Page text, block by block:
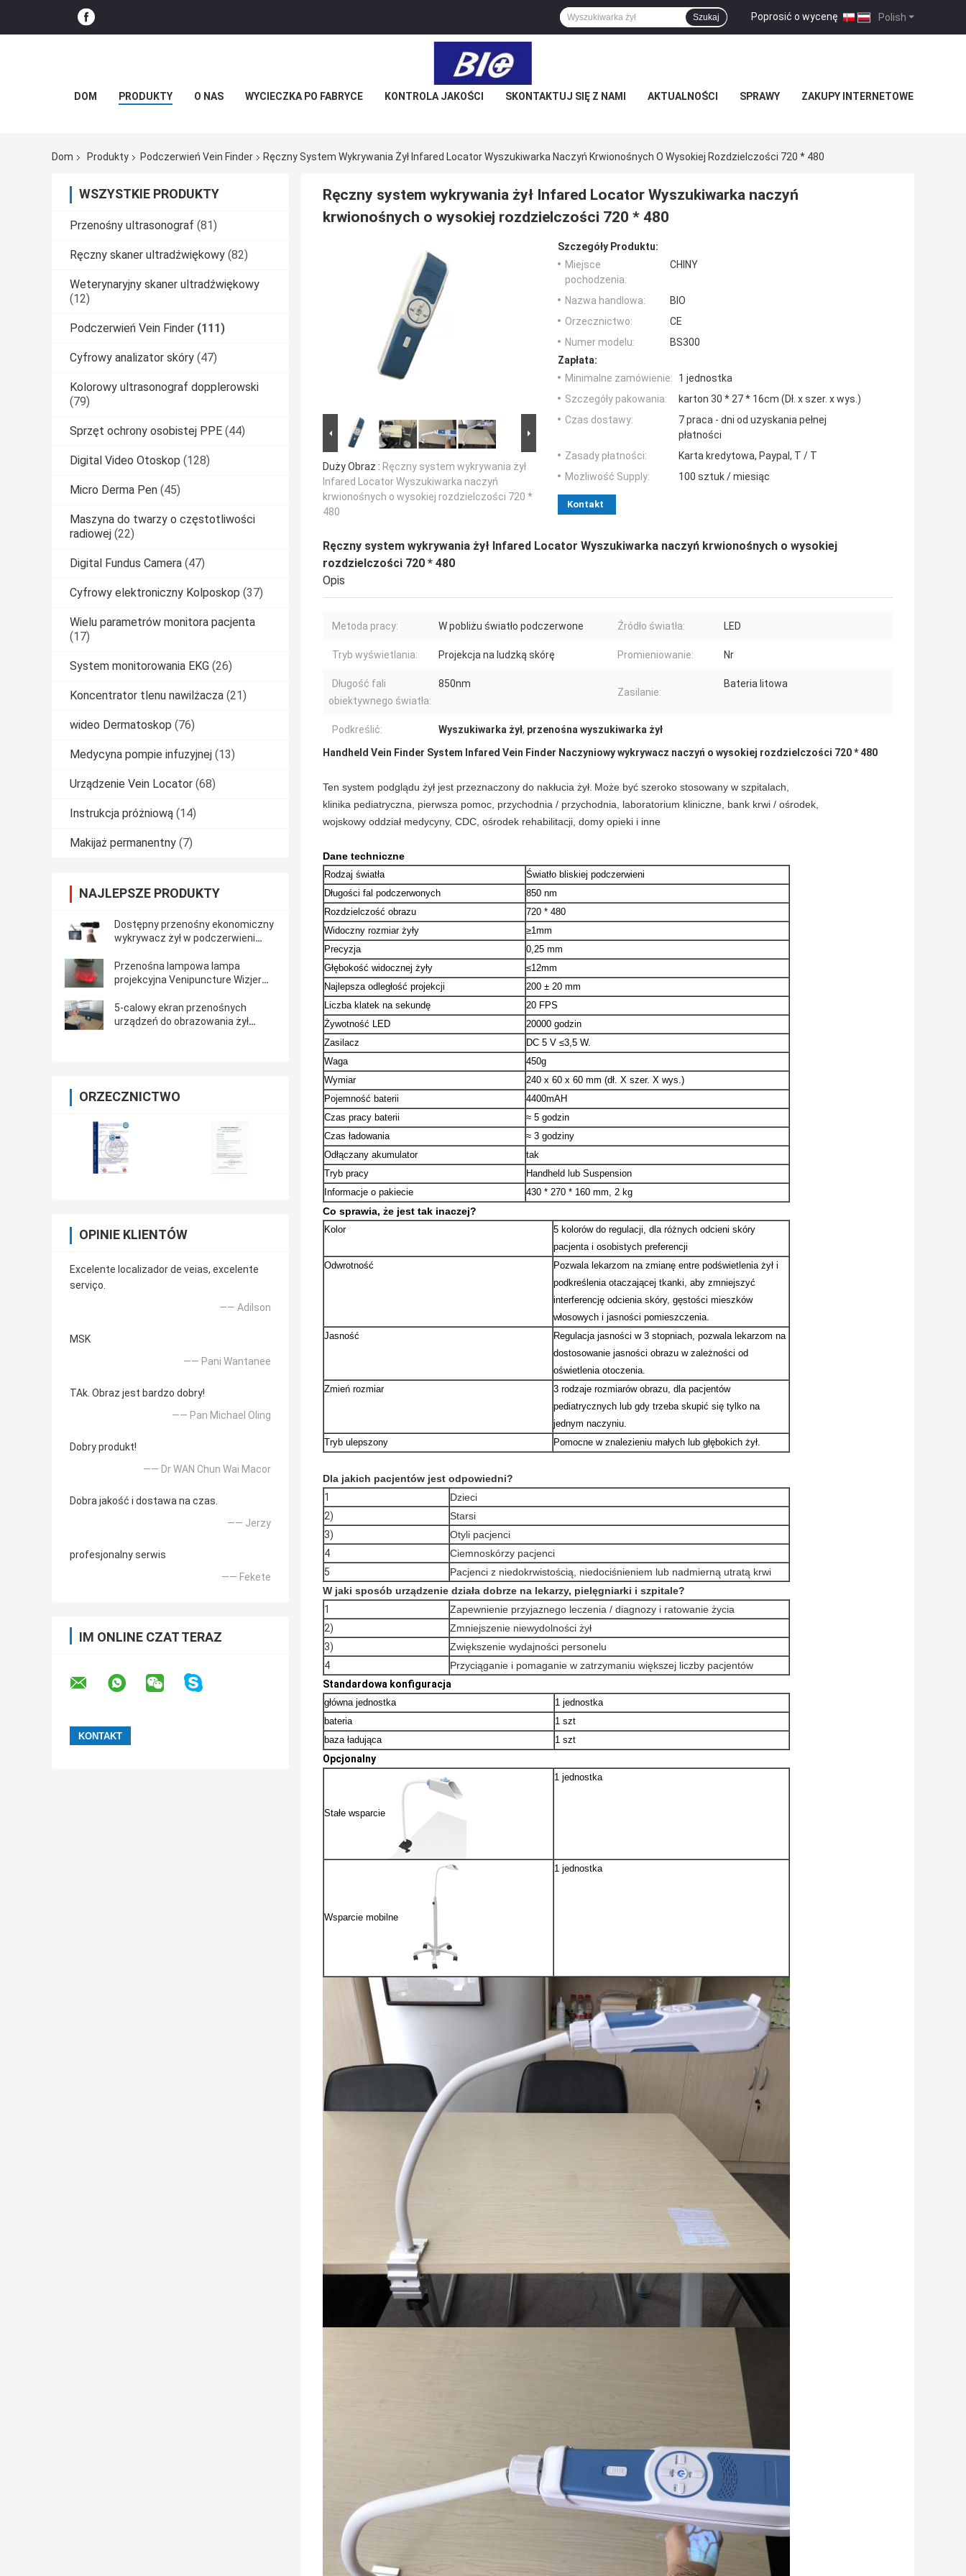
Polish
Poprosić o wycenę |
Szukaj
DOM PRODUKTY O NAS WYCIECZKA PO FABRYCE KONTROLA JAKOŚCI SKONTAKTUJ SIĘ Z NAMI AKTUALNOŚCI SPRAWY ZAKUPY INTERNETOWE
Dom Produkty Podczerwień Vein Finder Ręczny System Wykrywania Żył Infared Locator Wyszukiwarka Naczyń Krwionośnych O Wysokiej Rozdzielczości 720 * 480
WSZYSTKIE PRODUKTY
Przenośny ultrasonograf (81)
Ręczny skaner ultradźwiękowy (82)
Weterynaryjny skaner ultradźwiękowy
(12)
Podczerwień Vein Finder (111)
Cyfrowy analizator skóry (47)
Kolorowy ultrasonograf dopplerowski
(79)
Sprzęt ochrony osobistej PPE (44)
Digital Video Otoskop (128)
Micro Derma Pen (45)
Maszyna do twarzy o częstotliwości
radiowej (22)
Digital Fundus Camera (47)
Cyfrowy elektroniczny Kolposkop (37)
Wielu parametrów monitora pacjenta
(17)
System monitorowania EKG (26)
Koncentrator tlenu nawilżacza (21)
wideo Dermatoskop (76)
Medycyna pompie infuzyjnej (13)
Urządzenie Vein Locator (68)
Instrukcja próżniową (14)
Makijaż permanentny (7)
NAJLEPSZE PRODUKTY
Dostępny przenośny ekonomiczny
wykrywacz żył w podczerwieni
głębokości wózka żyłowego
Przenośna lampowa lampa
projekcyjna Venipuncture Wizjer
aluminium
5-calowy ekran przenośnych
urządzeń do obrazowania żył
ORZECZNICTWO
OPINIE KLIENTÓW
Excelente localizador de veias, excelente
serviço.
—— Adilson
MSK
—— Pani Wantanee
TAk. Obraz jest bardzo dobry!
—— Pan Michael Oling
Dobry produkt!
—— Dr WAN Chun Wai Macor
Dobra jakość i dostawa na czas.
—— Jerzy
profesjonalny serwis
—— Fekete
IM ONLINE CZAT TERAZ
Ręczny system wykrywania żył Infared Locator Wyszukiwarka naczyń
krwionośnych o wysokiej rozdzielczości 720 * 480
Duży Obraz : Ręczny system wykrywania żył
Infared Locator Wyszukiwarka naczyń
krwionośnych o wysokiej rozdzielczości 720 *
480
Szczegóły Produktu:
Miejsce
pochodzenia:
CHINY
Nazwa handlowa:
BIO
Orzecznictwo:
CE
Numer modelu:
BS300
Zapłata:
Minimalne zamówienie:
1 jednostka
Szczegóły pakowania:
karton 30 * 27 * 16cm (Dł. x szer. x wys.)
Czas dostawy:
7 praca - dni od uzyskania pełnej
płatności
Zasady płatności:
Karta kredytowa, Paypal, T / T
Możliwość Supply:
100 sztuk / miesiąc
Kontakt
Ręczny system wykrywania żył Infared Locator Wyszukiwarka naczyń krwionośnych o wysokiej
rozdzielczości 720 * 480
Opis
Metoda pracy: W pobliżu światło podczerwone Źródło światła: LED
Tryb wyświetlania: Projekcja na ludzką skórę Promieniowanie: Nr
Długość fali
obiektywnego światła:
850nm
Zasilanie:
Bateria litowa
Podkreślić: Wyszukiwarka żył, przenośna wyszukiwarka żył
Handheld Vein Finder System Infared Vein Finder Naczyniowy wykrywacz naczyń o wysokiej rozdzielczości 720 * 480
Ten system podglądu żył jest przeznaczony do nakłucia żył. Może być szeroko stosowany w szpitalach,
klinika pediatryczna, pierwsza pomoc, przychodnia / przychodnia, laboratorium kliniczne, bank krwi / ośrodek,
wojskowy oddział medycyny, CDC, ośrodek rehabilitacji, domy opieki i inne
Dane techniczne
Rodzaj światła
Światło bliskiej podczerwieni
Długości fal podczerwonych
850 nm
Rozdzielczość obrazu
720 * 480
Widoczny rozmiar żyły
≥1mm
Precyzja
0,25 mm
Głębokość widocznej żyły
≤12mm
Najlepsza odległość projekcji
200 ± 20 mm
Liczba klatek na sekundę
20 FPS
Żywotność LED
20000 godzin
Zasilacz
DC 5 V ≤3,5 W.
Waga
450g
Wymiar
240 x 60 x 60 mm (dł. X szer. X wys.)
Pojemność baterii
4400mAH
Czas pracy baterii
≈ 5 godzin
Czas ładowania
≈ 3 godziny
Odłączany akumulator
tak
Tryb pracy
Handheld lub Suspension
Informacje o pakiecie
430 * 270 * 160 mm, 2 kg
Co sprawia, że ​​jest tak inaczej?
Kolor
5 kolorów do regulacji, dla różnych odcieni skóry
pacjenta i osobistych preferencji
Odwrotność
Pozwala lekarzom na zmianę entre podświetlenia żył i
podkreślenia otaczającej tkanki, aby zmniejszyć
interferencję odcienia skóry, gęstości mieszków
włosowych i jasności pomieszczenia.
Jasność
Regulacja jasności w 3 stopniach, pozwala lekarzom na
dostosowanie jasności obrazu w zależności od
oświetlenia otoczenia.
Zmień rozmiar
3 rodzaje rozmiarów obrazu, dla pacjentów
pediatrycznych lub gdy trzeba skupić się tylko na
jednym naczyniu.
Tryb ulepszony
Pomocne w znalezieniu małych lub głębokich żył.
Dla jakich pacjentów jest odpowiedni?
1
Dzieci
2)
Starsi
3)
Otyli pacjenci
4
Ciemnoskórzy pacjenci
5
Pacjenci z niedokrwistością, niedociśnieniem lub nadmierną utratą krwi
W jaki sposób urządzenie działa dobrze na lekarzy, pielęgniarki i szpitale?
1
Zapewnienie przyjaznego leczenia / diagnozy i ratowanie życia
2)
Zmniejszenie niewydolności żył
3)
Zwiększenie wydajności personelu
4
Przyciąganie i pomaganie w zatrzymaniu większej liczby pacjentów
Standardowa konfiguracja
główna jednostka
1 jednostka
bateria
1 szt
baza ładująca
1 szt
Opcjonalny
Stałe wsparcie
1 jednostka
Wsparcie mobilne
1 jednostka